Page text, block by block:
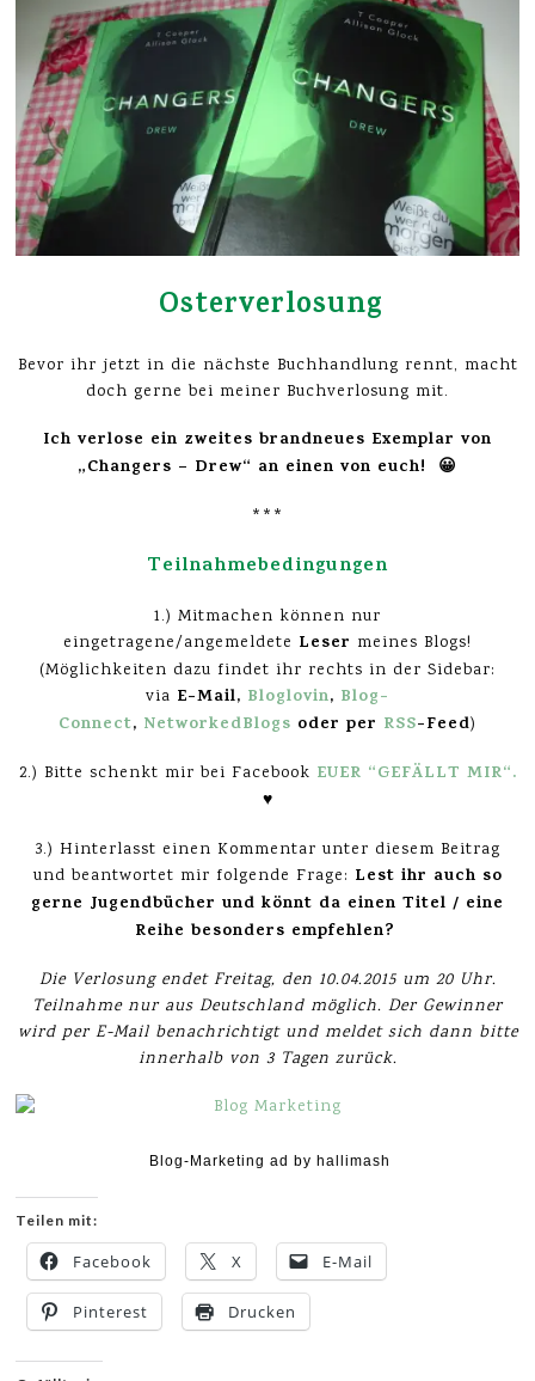
Osterverlosung
Bevor ihr jetzt in die nächste Buchhandlung rennt, macht
doch gerne bei meiner Buchverlosung mit.
Ich verlose ein zweites brandneues Exemplar von
„Changers – Drew“ an einen von euch! 😀
***
Teilnahmebedingungen
1.) Mitmachen können nur
eingetragene/angemeldete Leser meines Blogs!
(Möglichkeiten dazu findet ihr rechts in der Sidebar:
via E-Mail, Bloglovin, Blog-
Connect, NetworkedBlogs oder per RSS-Feed)
2.) Bitte schenkt mir bei Facebook EUER “GEFÄLLT MIR“.
♥
3.) Hinterlasst einen Kommentar unter diesem Beitrag
und beantwortet mir folgende Frage: Lest ihr auch so
gerne Jugendbücher und könnt da einen Titel / eine
Reihe besonders empfehlen?
Die Verlosung endet Freitag, den 10.04.2015 um 20 Uhr.
Teilnahme nur aus Deutschland möglich. Der Gewinner
wird per E-Mail benachrichtigt und meldet sich dann bitte
innerhalb von 3 Tagen zurück.
Blog-Marketing ad by hallimash
Teilen mit:
Facebook X E-Mail
Pinterest Drucken